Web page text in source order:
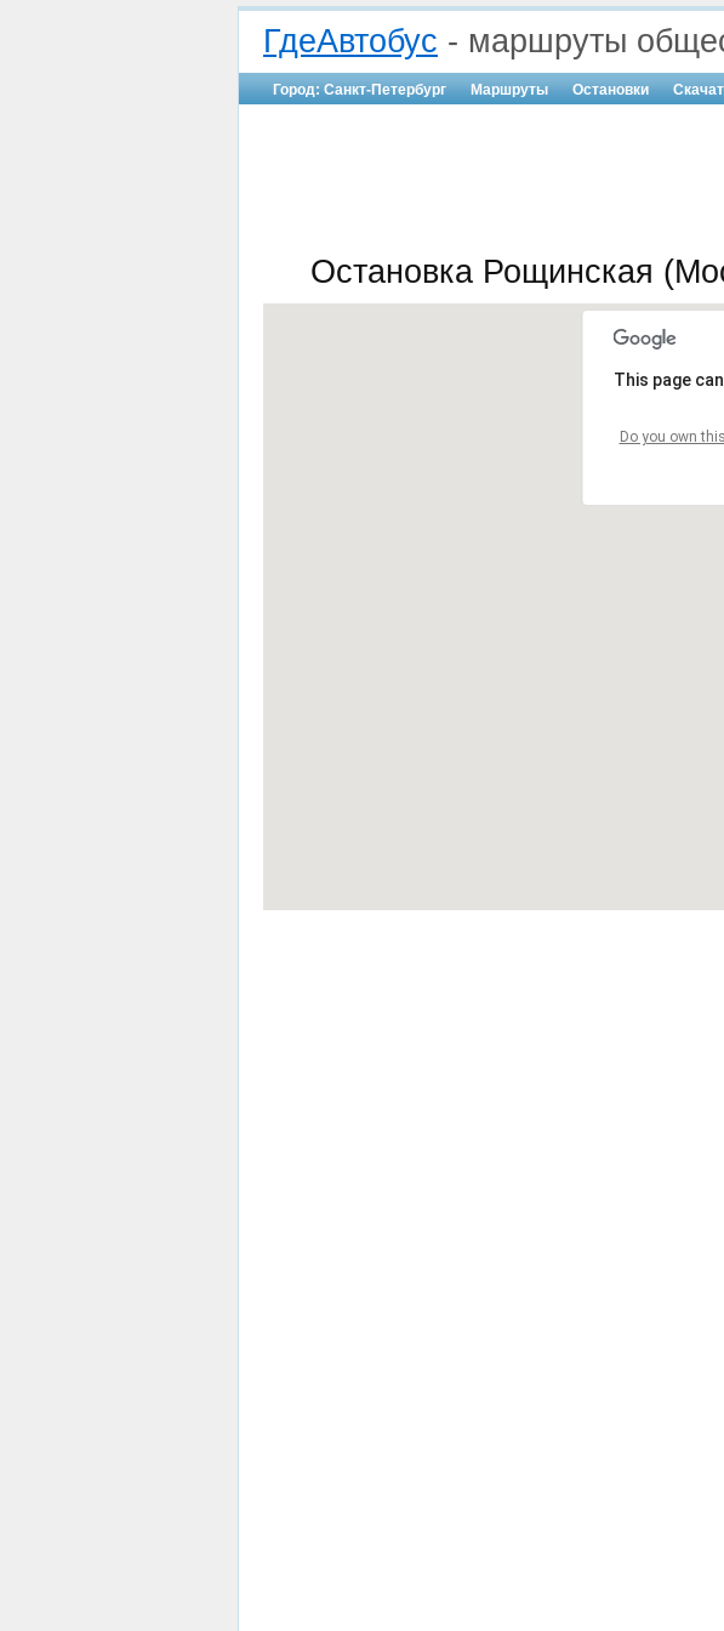
ГдеАвтобус - маршруты
Город: Санкт-Петербург Маршруты Остановки
Остановка Рощинская
This page
Do you own